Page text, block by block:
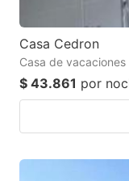
Casa Cedron
Casa de vacaciones
$ 43.861 por